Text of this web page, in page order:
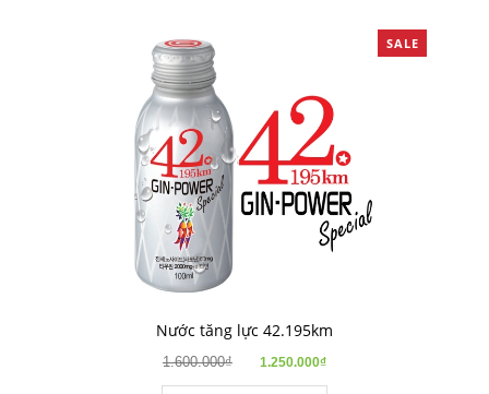
SALE
Nước tăng lực 42.195km
1.600.000₫ 1.250.000₫